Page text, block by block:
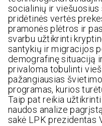
socialinių ir viešuosius
pridėtinės vertės
pramonės plėtros ir
svarbu užtikrinti
santykių ir migracijos
demografinę situaciją
privaloma tobulinti
pažangiausias
programas, kurios
Taip pat reikia
naudos analize
sakė LPK prezidentas